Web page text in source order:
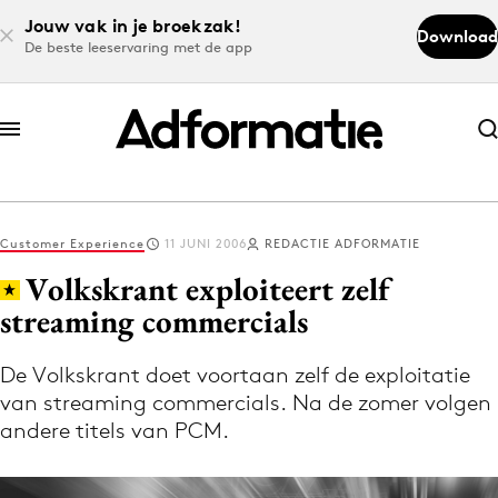
Jouw vak in je broekzak!
De beste leeservaring met de app
Download
Abonneer nu
Abonneer nu
Log in
Volg het laatste nieuws via de Adformatie
Nieuws app
Customer Experience 11 JUNI 2006 REDACTIE ADFORMATIE
Volkskrant exploiteert zelf
streaming commercials
De Volkskrant doet voortaan zelf de exploitatie
van streaming commercials. Na de zomer volgen
andere titels van PCM.